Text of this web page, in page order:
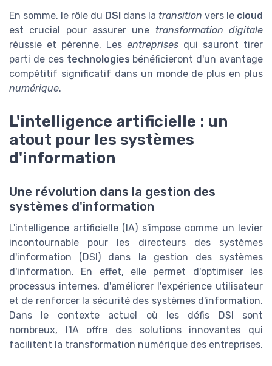
En somme, le rôle du DSI dans la transition vers le cloud
est crucial pour assurer une transformation digitale
réussie et pérenne. Les entreprises qui sauront tirer
parti de ces technologies bénéficieront d'un avantage
compétitif significatif dans un monde de plus en plus
numérique.
L'intelligence artificielle : un
atout pour les systèmes
d'information
Une révolution dans la gestion des
systèmes d'information
L'intelligence artificielle (IA) s'impose comme un levier
incontournable pour les directeurs des systèmes
d'information (DSI) dans la gestion des systèmes
d'information. En effet, elle permet d'optimiser les
processus internes, d'améliorer l'expérience utilisateur
et de renforcer la sécurité des systèmes d'information.
Dans le contexte actuel où les défis DSI sont
nombreux, l'IA offre des solutions innovantes qui
facilitent la transformation numérique des entreprises.